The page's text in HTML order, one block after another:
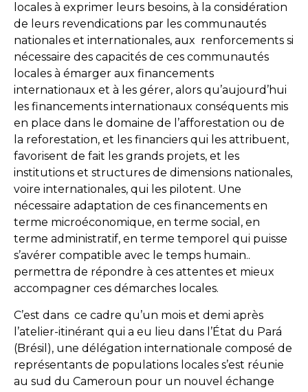
locales à exprimer leurs besoins, à la considération
de leurs revendications par les communautés
nationales et internationales, aux renforcements si
nécessaire des capacités de ces communautés
locales à émarger aux financements
internationaux et à les gérer, alors qu’aujourd’hui
les financements internationaux conséquents mis
en place dans le domaine de l’afforestation ou de
la reforestation, et les financiers qui les attribuent,
favorisent de fait les grands projets, et les
institutions et structures de dimensions nationales,
voire internationales, qui les pilotent. Une
nécessaire adaptation de ces financements en
terme microéconomique, en terme social, en
terme administratif, en terme temporel qui puisse
s’avérer compatible avec le temps humain..
permettra de répondre à ces attentes et mieux
accompagner ces démarches locales.
C’est dans ce cadre qu’un mois et demi après
l’atelier-itinérant qui a eu lieu dans l’État du Pará
(Brésil), une délégation internationale composé de
représentants de populations locales s’est réunie
au sud du Cameroun pour un nouvel échange